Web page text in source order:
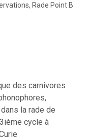
Rade Point B
des carnivores
la rade de
cycle à